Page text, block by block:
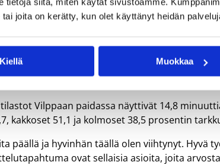
tai joita on kerätty, kun olet käyttänyt heidän
Kiellä Muokkaa
Vilppaan paidassa näyttivät 14,8
kakkoset 51,1 ja kolmoset 38,5 prosentin
päällä ja hyvinhän täällä olen viihtynyt. Hyvä
ovat sellaisia asioita, joita